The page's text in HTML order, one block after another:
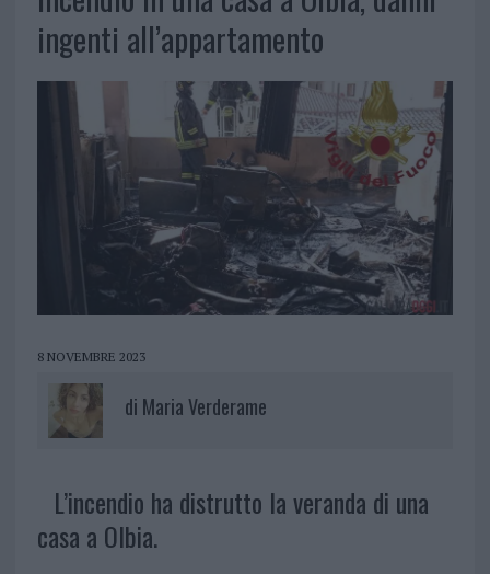
ingenti all’appartamento
8 NOVEMBRE 2023
di Maria Verderame
L’incendio ha distrutto la veranda di una
casa a Olbia.